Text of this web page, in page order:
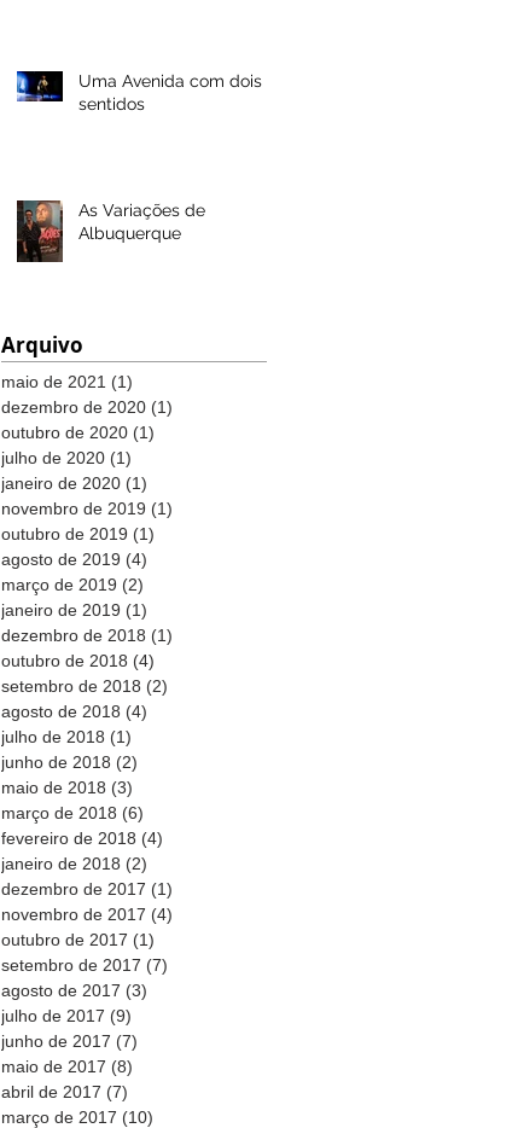
Uma Avenida com dois
sentidos
As Variações de
Albuquerque
Arquivo
maio de 2021 (1)
dezembro de 2020 (1)
outubro de 2020 (1)
julho de 2020 (1)
janeiro de 2020 (1)
novembro de 2019 (1)
outubro de 2019 (1)
agosto de 2019 (4)
março de 2019 (2)
janeiro de 2019 (1)
dezembro de 2018 (1)
outubro de 2018 (4)
setembro de 2018 (2)
agosto de 2018 (4)
julho de 2018 (1)
junho de 2018 (2)
maio de 2018 (3)
março de 2018 (6)
fevereiro de 2018 (4)
janeiro de 2018 (2)
dezembro de 2017 (1)
novembro de 2017 (4)
outubro de 2017 (1)
setembro de 2017 (7)
agosto de 2017 (3)
julho de 2017 (9)
junho de 2017 (7)
maio de 2017 (8)
abril de 2017 (7)
março de 2017 (10)